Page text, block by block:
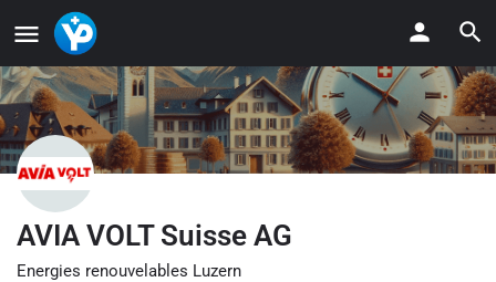
AVIA VOLT Suisse AG
Energies renouvelables Luzern